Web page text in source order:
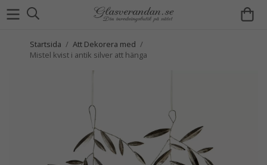
Startsida / Att Dekorera med /
Mistel kvist i antik silver att hänga